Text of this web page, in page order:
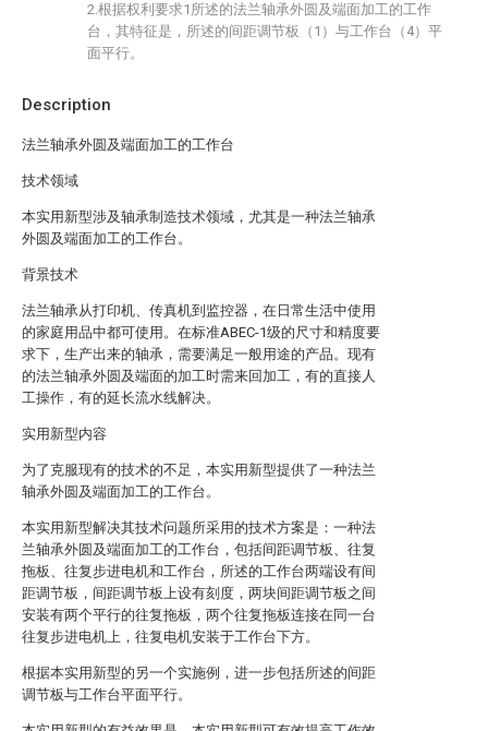
Description
法兰轴承外圆及端面加工的工作台
技术领域
本实用新型涉及轴承制造技术领域，尤其是一种法兰轴承
外圆及端面加工的工作台。
背景技术
法兰轴承从打印机、传真机到监控器，在日常生活中使用
的家庭用品中都可使用。在标准ABEC-1级的尺寸和精度要
求下，生产出来的轴承，需要满足一般用途的产品。现有
的法兰轴承外圆及端面的加工时需来回加工，有的直接人
工操作，有的延长流水线解决。
实用新型内容
为了克服现有的技术的不足，本实用新型提供了一种法兰
轴承外圆及端面加工的工作台。
本实用新型解决其技术问题所采用的技术方案是：一种法
兰轴承外圆及端面加工的工作台，包括间距调节板、往复
拖板、往复步进电机和工作台，所述的工作台两端设有间
距调节板，间距调节板上设有刻度，两块间距调节板之间
安装有两个平行的往复拖板，两个往复拖板连接在同一台
往复步进电机上，往复电机安装于工作台下方。
根据本实用新型的另一个实施例，进一步包括所述的间距
调节板与工作台平面平行。
2.根据权利要求1所述的法兰轴承外圆及端面加工的工作
台，其特征是，所述的间距调节板（1）与工作台（4）平
面平行。